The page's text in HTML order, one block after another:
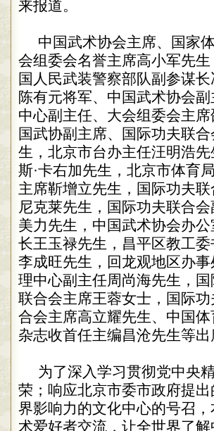
来报道。
中国武术协会主席、国家
会组委会名誉主席高小军先
国人民武装警察部队副参谋
陈有元将军、中国武术协会
中心副主任、大会组委会主
国武协副主席、国际功夫联
生，北京市台办主任汪明浩
斯·卡右加先生，北京市体育
主席靳增立先生，国际功夫
尼克莱先生，国际功夫联合
美力先生，中国武术协会办
长王玉禄先生，昌平区教工
李成旺先生，回龙观地区办
理中心副主任周尚海先生，
联合会主席王蓉女士，国际
合会主席高立耀先生、中国
杂志收首任主编昌沧先生等出
为了深入学习贯彻党中央
荣；响应北京市委市政府提
界影响力的文化中心的号召
术爱好者交流，让全世界了